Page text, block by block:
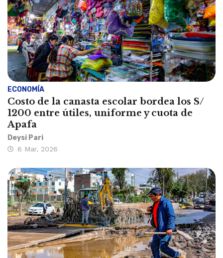
ECONOMÍA
Costo de la canasta escolar bordea los S/
1200 entre útiles, uniforme y cuota de
Apafa
Deysi Pari
6 Mar, 2026